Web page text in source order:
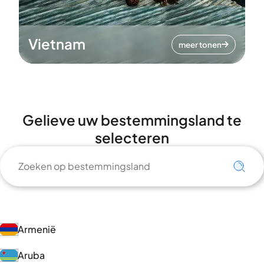
Vietnam meer tonen
Gelieve uw bestemmingsland te
selecteren
Armenië
Aruba